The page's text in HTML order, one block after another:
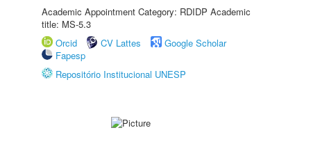
Academic Appointment Category: RDIDP Academic
title: MS-5.3
Orcid
CV Lattes
Google Scholar
Fapesp
Repositório Institucional UNESP